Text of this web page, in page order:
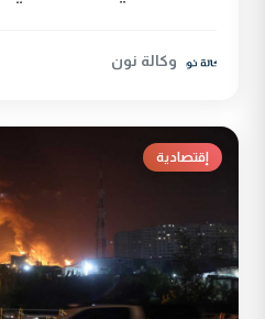
وكالة نون
إقتصادية